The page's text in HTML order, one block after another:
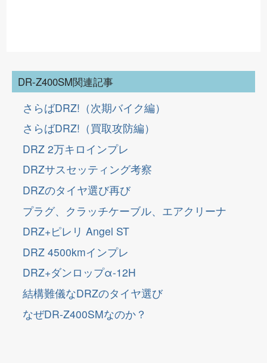
DR-Z400SM関連記事
さらばDRZ!（次期バイク編）
さらばDRZ!（買取攻防編）
DRZ 2万キロインプレ
DRZサスセッティング考察
DRZのタイヤ選び再び
プラグ、クラッチケーブル、エアクリーナ
DRZ+ピレリ Angel ST
DRZ 4500kmインプレ
DRZ+ダンロップα-12H
結構難儀なDRZのタイヤ選び
なぜDR-Z400SMなのか？